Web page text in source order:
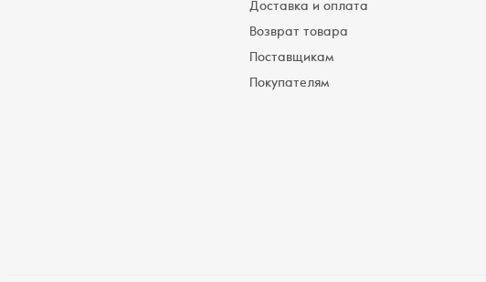
Доставка и оплата
Возврат товара
Поставщикам
Покупателям